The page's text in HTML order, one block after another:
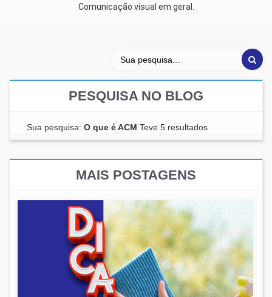
Comunicação visual em geral.
PESQUISA NO BLOG
Sua pesquisa: O que é ACM Teve 5 resultados
MAIS POSTAGENS